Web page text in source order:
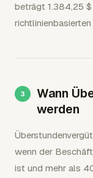
beträgt 1.384,25
Wann
werden
wenn der
ist und mehr als